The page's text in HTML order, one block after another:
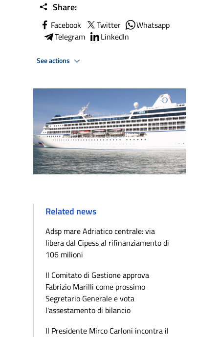
Share:
Facebook Twitter
Whatsapp
Telegram
LinkedIn
See actions
Related news
Adsp mare Adriatico centrale: via
libera dal Cipess al rifinanziamento di
106 milioni
Il Comitato di Gestione approva
Fabrizio Marilli come prossimo
Segretario Generale e vota
l'assestamento di bilancio
Il Presidente Mirco Carloni incontra il